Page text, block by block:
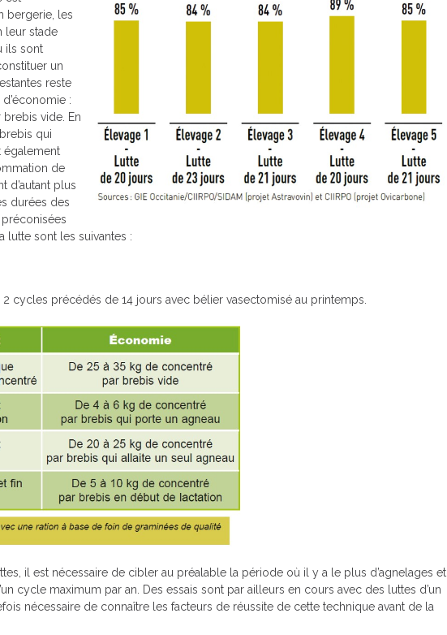
bergerie, les
leur stade
ils sont
un
reste
:
vide. En
qui
également
de
d’autant plus
durées des
lutte sont les suivantes :
cycles précédés de 14 jours avec bélier vasectomisé au printemps.
il est nécessaire de cibler au préalable la période où il y a le plus d’agnelages et
cycle maximum par an. Des essais sont par ailleurs en cours avec des luttes d’un
nécessaire de connaître les facteurs de réussite de cette technique avant de la